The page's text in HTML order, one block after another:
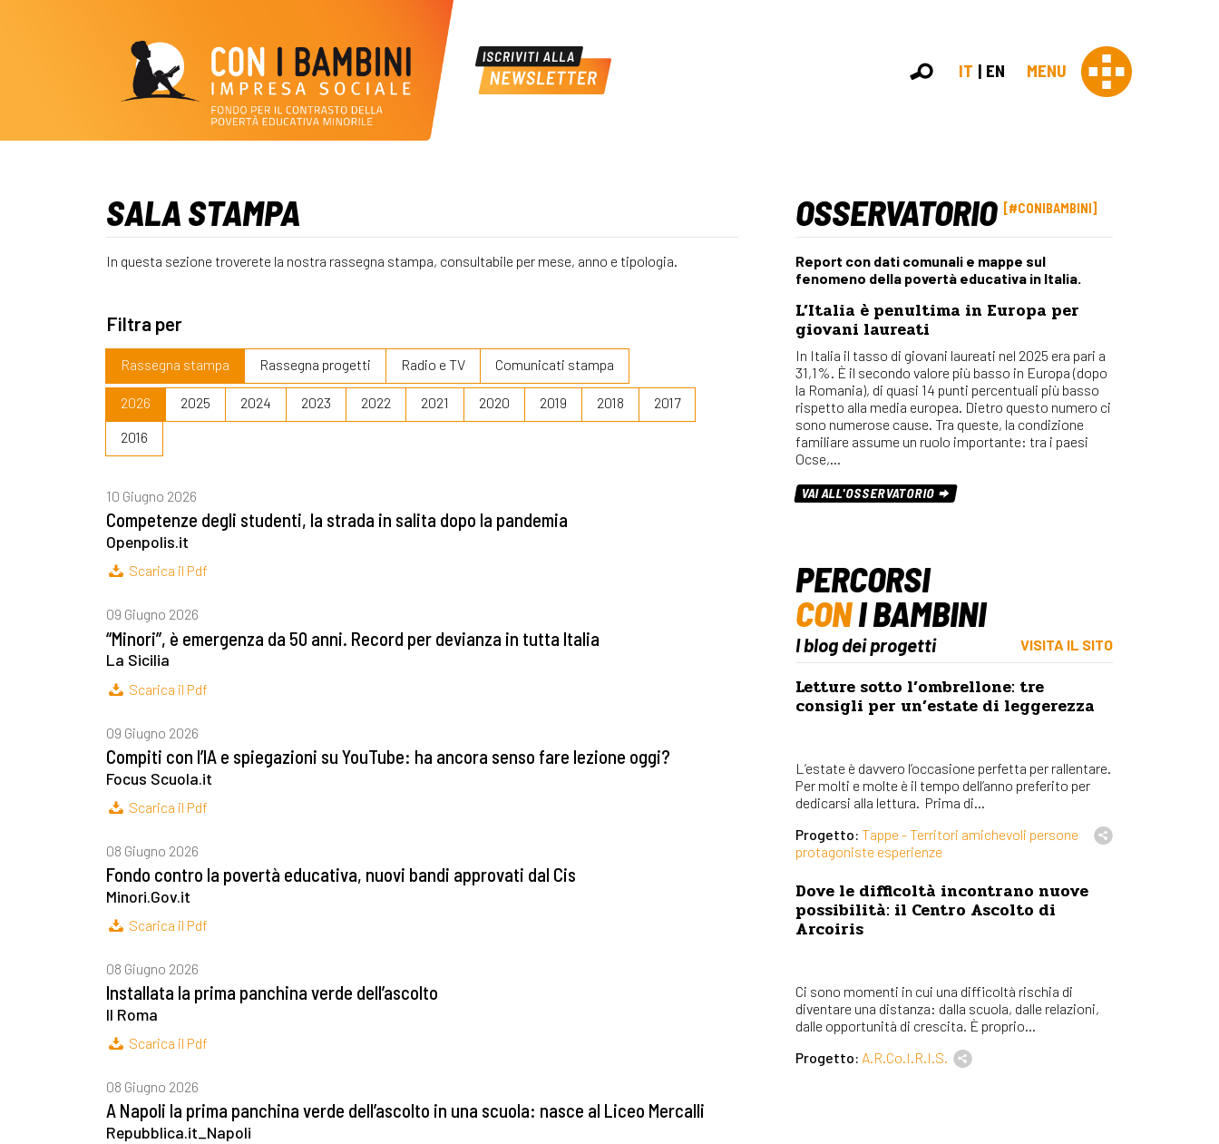
IT EN MENU
SALA STAMPA
In questa sezione troverete la nostra rassegna stampa, consultabile per mese, anno e tipologia.
Filtra per
Rassegna stampa Rassegna progetti Radio e TV Comunicati stampa
2026 2025 2024 2023 2022 2021 2020 2019 2018
2017
2016
10 Giugno 2026
Competenze degli studenti, la strada in salita dopo la pandemia
Openpolis.it
Scarica il Pdf
09 Giugno 2026
“Minori”, è emergenza da 50 anni. Record per devianza in tutta Italia
La Sicilia
Scarica il Pdf
09 Giugno 2026
Compiti con l’IA e spiegazioni su YouTube: ha ancora senso fare lezione oggi?
Focus Scuola.it
Scarica il Pdf
08 Giugno 2026
Fondo contro la povertà educativa, nuovi bandi approvati dal Cis
Minori.Gov.it
Scarica il Pdf
08 Giugno 2026
Installata la prima panchina verde dell’ascolto
Il Roma
Scarica il Pdf
08 Giugno 2026
A Napoli la prima panchina verde dell’ascolto in una scuola: nasce al Liceo Mercalli
Repubblica.it_Napoli
OSSERVATORIO #CONIBAMBINI
Report con dati comunali e mappe sul
fenomeno della povertà educativa in Italia.
L’Italia è penultima in Europa per
giovani laureati
In Italia il tasso di giovani laureati nel 2025 era pari a
31,1%. È il secondo valore più basso in Europa (dopo
la Romania), di quasi 14 punti percentuali più basso
rispetto alla media europea. Dietro questo numero ci
sono numerose cause. Tra queste, la condizione
familiare assume un ruolo importante: tra i paesi
Ocse,…
VAI ALL'OSSERVATORIO
PERCORSI
CONI BAMBINI
I blog dei progetti VISITA IL SITO
Letture sotto l’ombrellone: tre
consigli per un’estate di leggerezza
L’estate è davvero l’occasione perfetta per rallentare.
Per molti e molte è il tempo dell’anno preferito per
dedicarsi alla lettura. Prima di...
Progetto: Tappe - Territori amichevoli persone
protagoniste esperienze
Dove le difficoltà incontrano nuove
possibilità: il Centro Ascolto di
Arcoiris
Ci sono momenti in cui una difficoltà rischia di
diventare una distanza: dalla scuola, dalle relazioni,
dalle opportunità di crescita. È proprio...
Progetto: A.R.Co.I.R.I.S.